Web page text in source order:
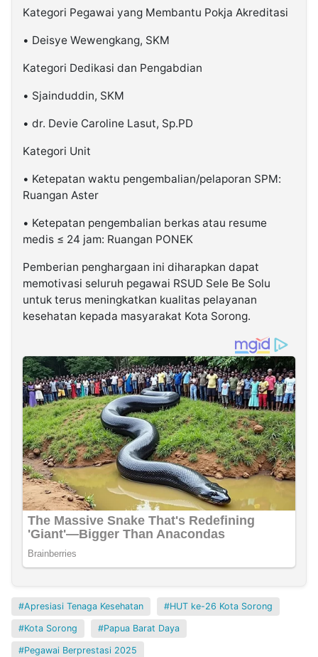
Kategori Pegawai yang Membantu Pokja Akreditasi
• Deisye Wewengkang, SKM
Kategori Dedikasi dan Pengabdian
• Sjainduddin, SKM
• dr. Devie Caroline Lasut, Sp.PD
Kategori Unit
• Ketepatan waktu pengembalian/pelaporan SPM:
Ruangan Aster
• Ketepatan pengembalian berkas atau resume
medis ≤ 24 jam: Ruangan PONEK
Pemberian penghargaan ini diharapkan dapat
memotivasi seluruh pegawai RSUD Sele Be Solu
untuk terus meningkatkan kualitas pelayanan
kesehatan kepada masyarakat Kota Sorong.
Apresiasi Tenaga Kesehatan HUT ke-26 Kota Sorong
Kota Sorong Papua Barat Daya
Pegawai Berprestasi 2025